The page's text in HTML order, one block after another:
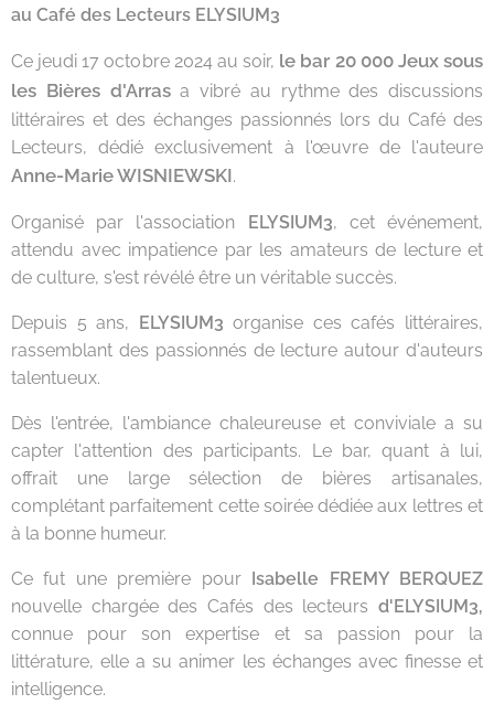
au Café des Lecteurs ELYSIUM3
Ce jeudi 17 octobre 2024 au soir, le bar 20 000 Jeux sous
les Bières d'Arrasa vibré au rythme des discussions
littéraires et des échanges passionnés lors du Café des
Lecteurs, dédié exclusivement à l'œuvre de l'auteure
Anne-Marie WISNIEWSKI.
Organisé par l'association ELYSIUM3, cet événement,
attendu avec impatience par les amateurs de lecture et
de culture, s'est révélé être un véritable succès.
Depuis 5 ans, ELYSIUM3 organise ces cafés littéraires,
rassemblant des passionnés de lecture autour d'auteurs
talentueux.
Dès l'entrée, l'ambiance chaleureuse et conviviale a su
capter l'attention des participants. Le bar, quant à lui,
offrait une large sélection de bières artisanales,
complétant parfaitement cette soirée dédiée aux lettres et
à la bonne humeur.
Ce fut une première pourIsabelle FREMY BERQUEZ
nouvelle chargée des Cafés des lecteurs d'ELYSIUM3,
connue pour son expertise et sa passion pour la
littérature, elle a su animer les échanges avec finesse et
intelligence.